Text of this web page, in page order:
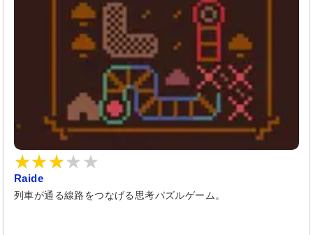
Raide
列車が通る線路をつなげる思考パズルゲーム。